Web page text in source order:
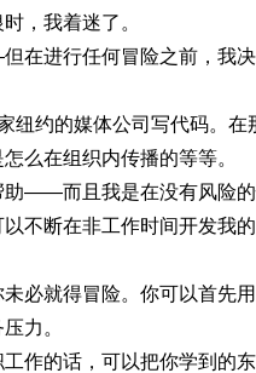
，我着迷了。
在进行任何冒险之前，我
纽约的媒体公司写代码。
么在组织内传播的等等。
助——而且我是在没有风险
不断在非工作时间开发我
必就得冒险。你可以首先
力。
作的话，可以把你学到的